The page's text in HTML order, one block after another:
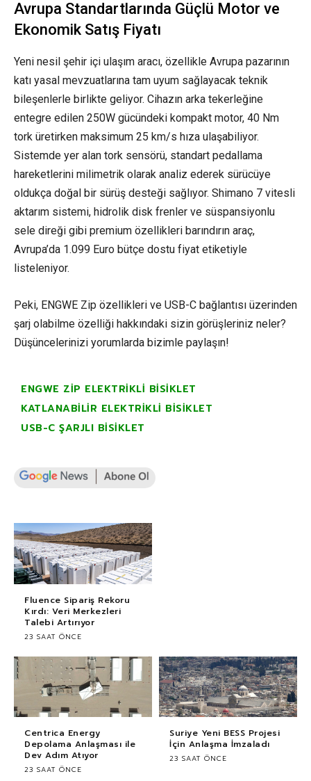
Avrupa Standartlarında Güçlü Motor ve
Ekonomik Satış Fiyatı
Yeni nesil şehir içi ulaşım aracı, özellikle Avrupa pazarının
katı yasal mevzuatlarına tam uyum sağlayacak teknik
bileşenlerle birlikte geliyor. Cihazın arka tekerleğine
entegre edilen 250W gücündeki kompakt motor, 40 Nm
tork üretirken maksimum 25 km/s hıza ulaşabiliyor.
Sistemde yer alan tork sensörü, standart pedallama
hareketlerini milimetrik olarak analiz ederek sürücüye
oldukça doğal bir sürüş desteği sağlıyor. Shimano 7 vitesli
aktarım sistemi, hidrolik disk frenler ve süspansiyonlu
sele direği gibi premium özellikleri barındırın araç,
Avrupa’da 1.099 Euro bütçe dostu fiyat etiketiyle
listeleniyor.
Peki, ENGWE Zip özellikleri ve USB-C bağlantısı üzerinden
şarj olabilme özelliği hakkındaki sizin görüşleriniz neler?
Düşüncelerinizi yorumlarda bizimle paylaşın!
ENGWE ZIP ELEKTRIKLI BISIKLET
KATLANABILIR ELEKTRIKLI BISIKLET
USB-C ŞARJLI BISIKLET
Fluence Sipariş Rekoru
Kırdı: Veri Merkezleri
Talebi Artırıyor
23 SAAT ÖNCE
Centrica Energy
Depolama Anlaşması ile
Dev Adım Atıyor
23 SAAT ÖNCE
Suriye Yeni BESS Projesi
İçin Anlaşma İmzaladı
23 SAAT ÖNCE